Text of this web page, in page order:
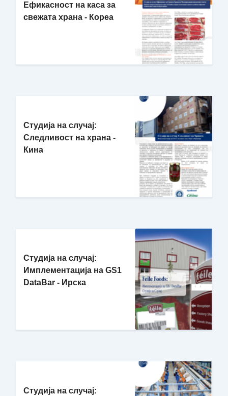
Ефикасност на каса за
свежата храна - Кореа
Студија на случај:
Следливост на храна -
Кина
Студија на случај:
Имплементација на GS1
DataBar - Ирска
Студија на случај: